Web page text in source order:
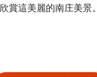
賞這美麗的南庄美景。